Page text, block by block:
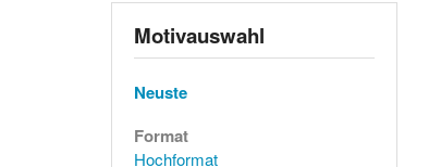
Motivauswahl
Neuste
Format
Hochformat